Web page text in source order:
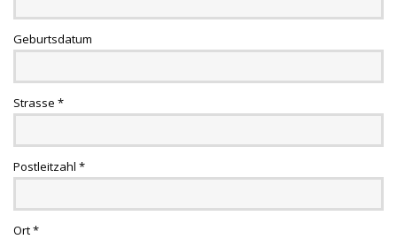
Geburtsdatum
Strasse *
Postleitzahl *
Ort *